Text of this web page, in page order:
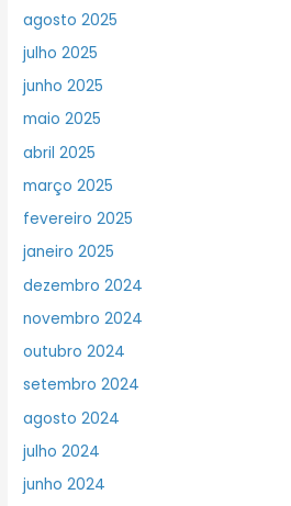
agosto 2025
julho 2025
junho 2025
maio 2025
abril 2025
março 2025
fevereiro 2025
janeiro 2025
dezembro 2024
novembro 2024
outubro 2024
setembro 2024
agosto 2024
julho 2024
junho 2024